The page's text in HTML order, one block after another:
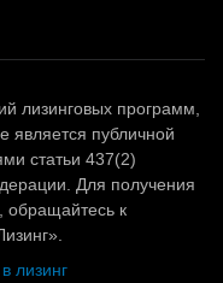
лизинговых программ,
является публичной
статьи 437(2)
Для получения
обращайтесь к
лизинг